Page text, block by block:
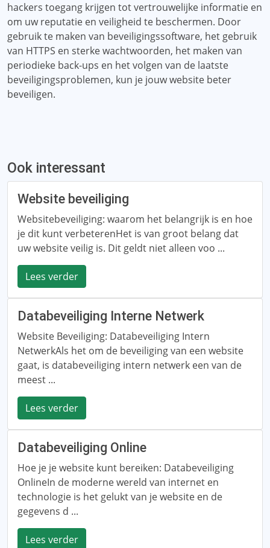
hackers toegang krijgen tot vertrouwelijke informatie en
om uw reputatie en veiligheid te beschermen. Door
gebruik te maken van beveiligingssoftware, het gebruik
van HTTPS en sterke wachtwoorden, het maken van
periodieke back-ups en het volgen van de laatste
beveiligingsproblemen, kun je jouw website beter
beveiligen.
Ook interessant
Website beveiliging
Websitebeveiliging: waarom het belangrijk is en hoe
je dit kunt verbeterenHet is van groot belang dat
uw website veilig is. Dit geldt niet alleen voo ...
Lees verder
Databeveiliging Interne Netwerk
Website Beveiliging: Databeveiliging Intern
NetwerkAls het om de beveiliging van een website
gaat, is databeveiliging intern netwerk een van de
meest ...
Lees verder
Databeveiliging Online
Hoe je je website kunt bereiken: Databeveiliging
OnlineIn de moderne wereld van internet en
technologie is het gelukt van je website en de
gegevens d ...
Lees verder